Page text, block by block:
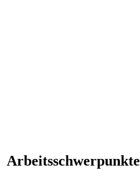
Arbeitsschwerpunkte